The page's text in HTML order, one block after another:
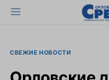
СВЕЖИЕ НОВОСТИ